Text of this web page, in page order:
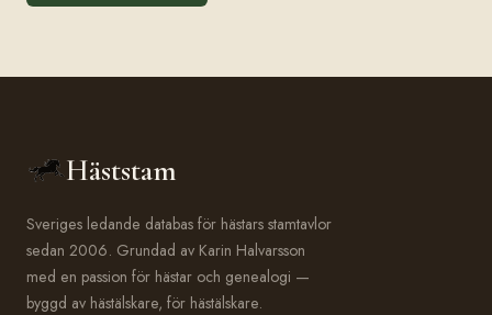
Häststam
Sveriges ledande databas för hästars stamtavlor
sedan 2006. Grundad av Karin Halvarsson
med en passion för hästar och genealogi —
byggd av hästälskare, för hästälskare.